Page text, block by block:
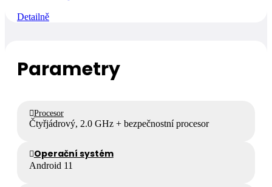
Detailně
Parametry
Procesor
Čtyřjádrový, 2.0 GHz + bezpečnostní procesor
Operační systém
Android 11